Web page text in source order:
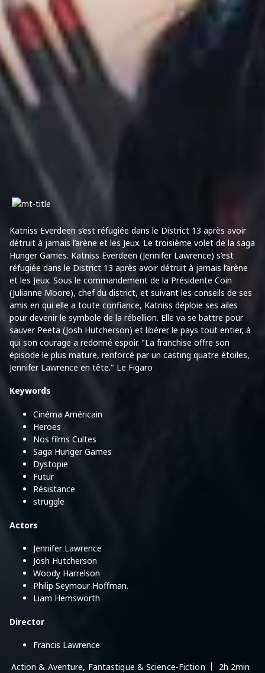
Katniss Everdeen s’est réfugiée dans le District 13 après avoir
détruit à jamais l’arène et les Jeux. Le troisième volet de la saga
Hunger Games. Katniss Everdeen (Jennifer Lawrence) s’est
réfugiée dans le District 13 après avoir détruit à jamais l’arène
et les Jeux. Sous le commandement de la Présidente Coin
(Julianne Moore), chef du district, et suivant les conseils de ses
amis en qui elle a toute confiance, Katniss déploie ses ailes
pour devenir le symbole de la rébellion. Elle va se battre pour
sauver Peeta (Josh Hutcherson) et libérer le pays tout entier, à
qui son courage a redonné espoir. "La franchise offre son
épisode le plus mature, renforcé par un casting quatre étoiles,
Jennifer Lawrence en tête." Le Figaro
Keywords
Cinéma Américain
Heroes
Nos films Cultes
Saga Hunger Games
Dystopie
Futur
Résistance
struggle
Actors
Jennifer Lawrence
Josh Hutcherson
Woody Harrelson
Philip Seymour Hoffman.
Liam Hemsworth
Director
Francis Lawrence
Action & Aventure, Fantastique & Science-Fiction
2h 2min